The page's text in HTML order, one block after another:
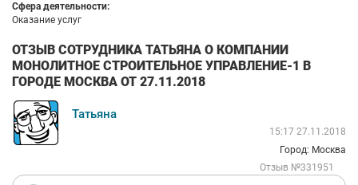
Сфера деятельности:
Оказание услуг
ОТЗЫВ СОТРУДНИКА ТАТЬЯНА О КОМПАНИИ
МОНОЛИТНОЕ СТРОИТЕЛЬНОЕ УПРАВЛЕНИЕ-1 В
ГОРОДЕ МОСКВА ОТ 27.11.2018
Татьяна
15:17 27.11.2018
Город: Москва
Отзыв №331951